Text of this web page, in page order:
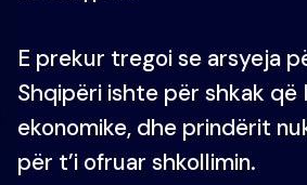
E prekur tregoi se arsyeja
Shqipëri ishte për shkak që
ekonomike, dhe prindërit
për t’i ofruar shkollimin.